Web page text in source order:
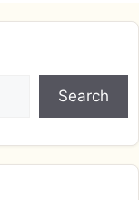
Search